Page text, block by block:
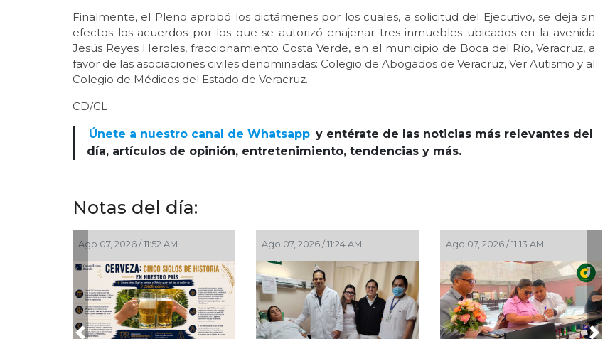
Finalmente, el Pleno aprobó los dictámenes por los cuales, a solicitud del Ejecutivo, se deja sin
efectos los acuerdos por los que se autorizó enajenar tres inmuebles ubicados en la avenida
Jesús Reyes Heroles, fraccionamiento Costa Verde, en el municipio de Boca del Río, Veracruz, a
favor de las asociaciones civiles denominadas: Colegio de Abogados de Veracruz, Ver Autismo y al
Colegio de Médicos del Estado de Veracruz.
CD/GL
Únete a nuestro canal de Whatsapp y entérate de las noticias más relevantes del
día, artículos de opinión, entretenimiento, tendencias y más.
Notas del día:
Ago 07, 2026 / 11:13 AM Ago 07, 2026 / 10:50 AM Ago 07, 2026 / 9:45 AM